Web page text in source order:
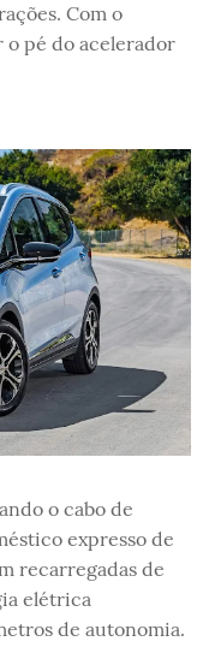
Com o
pé do acelerador
o cabo de
expresso de
recarregadas de
elétrica
de autonomia.